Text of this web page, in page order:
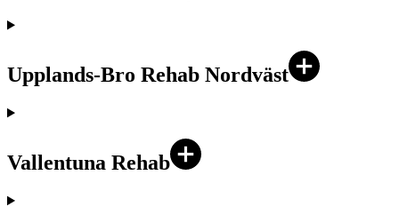
Upplands-Bro Rehab Nordväst
Vallentuna Rehab